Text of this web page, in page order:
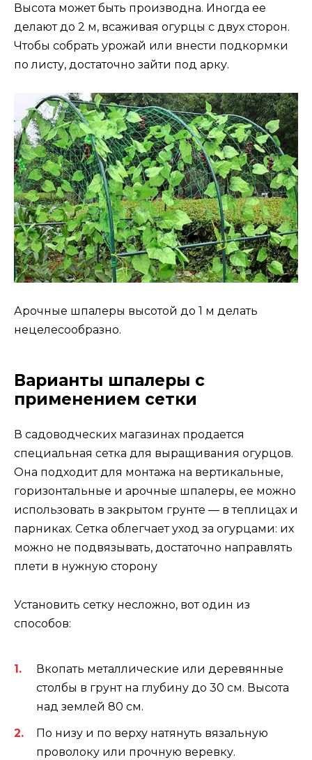
Высота может быть производна. Иногда ее
делают до 2 м, всаживая огурцы с двух сторон.
Чтобы собрать урожай или внести подкормки
по листу, достаточно зайти под арку.
Арочные шпалеры высотой до 1 м делать
нецелесообразно.
Варианты шпалеры с
применением сетки
В садоводческих магазинах продается
специальная сетка для выращивания огурцов.
Она подходит для монтажа на вертикальные,
горизонтальные и арочные шпалеры, ее можно
использовать в закрытом грунте — в теплицах и
парниках. Сетка облегчает уход за огурцами: их
можно не подвязывать, достаточно направлять
плети в нужную сторону
Установить сетку несложно, вот один из
способов:
Вкопать металлические или деревянные
столбы в грунт на глубину до 30 см. Высота
над землей 80 см.
По низу и по верху натянуть вязальную
проволоку или прочную веревку.